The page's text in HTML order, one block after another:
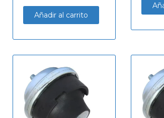
Añadir al carrito